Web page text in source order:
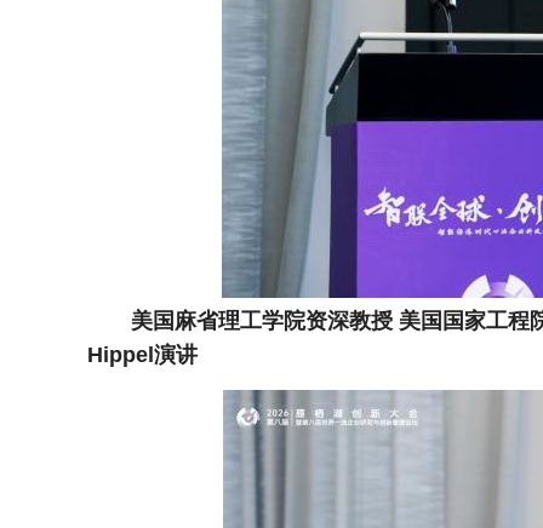
美国麻省理工学院资深教授 美国国家工
Hippel演讲